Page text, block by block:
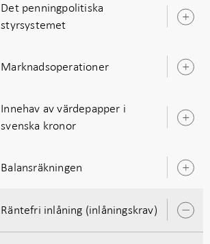
Det penningpolitiska
styrsystemet
Marknadsoperationer
Innehav av värdepapper i
svenska kronor
Balansräkningen
Räntefri inlåning (inlåningskrav)